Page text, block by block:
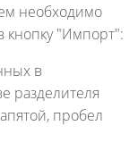
необходимо
кнопку "Импорт":
в
разделителя
пробел